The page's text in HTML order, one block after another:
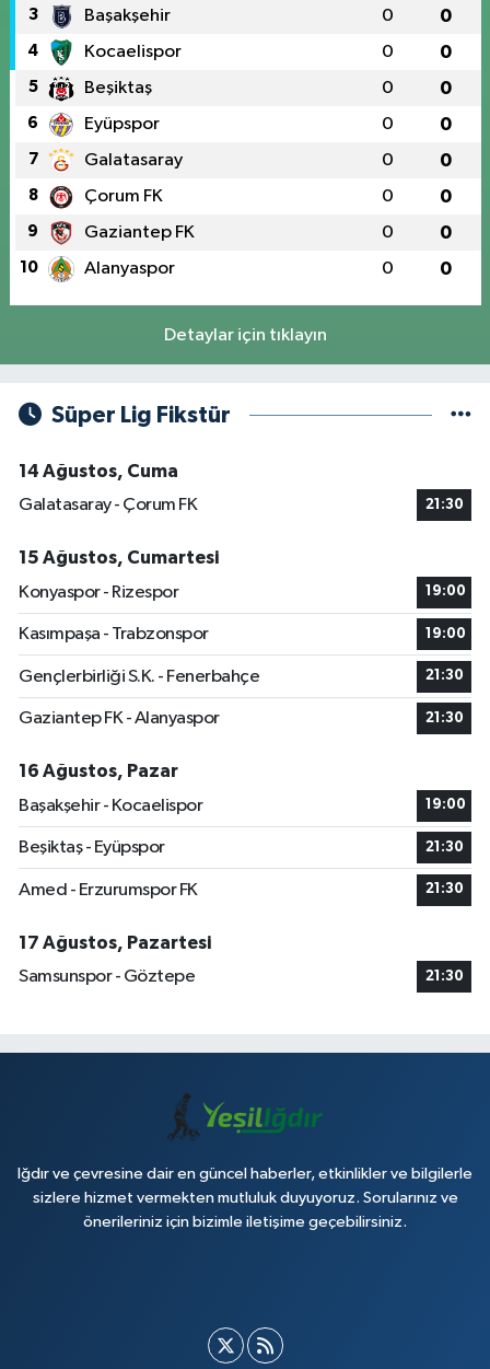
3 Başakşehir 0 0
4 Kocaelispor 0 0
5 Beşiktaş 0 0
6 Eyüpspor 0 0
7 Galatasaray 0 0
8 Çorum FK 0 0
9 Gaziantep FK 0 0
10 Alanyaspor 0 0
Detaylar için tıklayın
Süper Lig Fikstür
14 Ağustos, Cuma
Galatasaray - Çorum FK
21:30
15 Ağustos, Cumartesi
Konyaspor - Rizespor
19:00
Kasımpaşa - Trabzonspor 19:00
Gençlerbirliği S.K. - Fenerbahçe 21:30
Gaziantep FK - Alanyaspor 21:30
16 Ağustos, Pazar
Başakşehir - Kocaelispor
19:00
Beşiktaş - Eyüpspor 21:30
Amed - Erzurumspor FK 21:30
17 Ağustos, Pazartesi
Samsunspor - Göztepe
21:30
Iğdır ve çevresine dair en güncel haberler, etkinlikler ve bilgilerle
sizlere hizmet vermekten mutluluk duyuyoruz. Sorularınız ve
önerileriniz için bizimle iletişime geçebilirsiniz.